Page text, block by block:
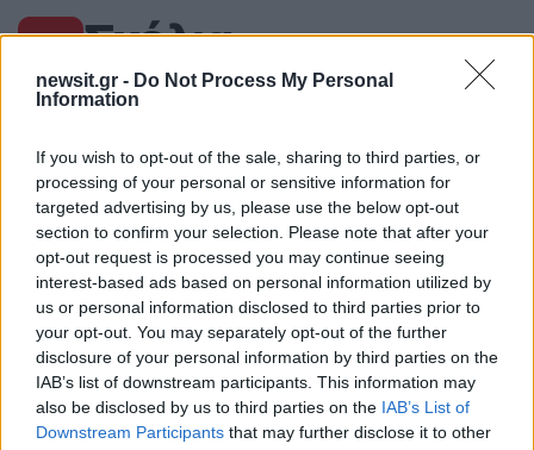
newsit.gr - Do Not Process My Personal
Information
If you wish to opt-out of the sale, sharing to third parties, or
processing of your personal or sensitive information for
targeted advertising by us, please use the below opt-out
section to confirm your selection. Please note that after your
opt-out request is processed you may continue seeing
interest-based ads based on personal information utilized by
us or personal information disclosed to third parties prior to
your opt-out. You may separately opt-out of the further
disclosure of your personal information by third parties on the
IAB’s list of downstream participants. This information may
also be disclosed by us to third parties on the IAB’s List of
Downstream Participants that may further disclose it to other
Σχόλια
Σχολίασε εδώ
50 /50
2000 /2000
Υποβολή σχολίου